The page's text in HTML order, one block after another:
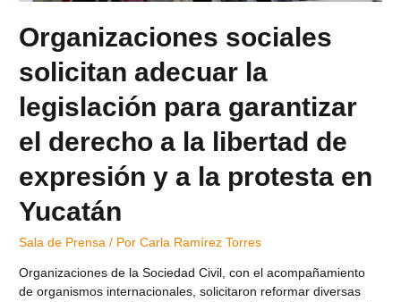
Organizaciones sociales
solicitan adecuar la
legislación para garantizar
el derecho a la libertad de
expresión y a la protesta en
Yucatán
Sala de Prensa / PorCarla Ramírez Torres
Organizaciones de la Sociedad Civil, con el acompañamiento
de organismos internacionales, solicitaron reformar diversas